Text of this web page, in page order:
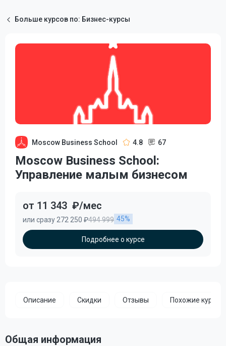
Больше курсов по: Бизнес-курсы
Moscow Business School 4.8 67
Moscow Business School:
Управление малым бизнесом
от 11 343 ₽/мес
или сразу 272 250 ₽494 999 45%
Подробнее о курсе
Описание Скидки Отзывы Похожие курсы
Общая информация